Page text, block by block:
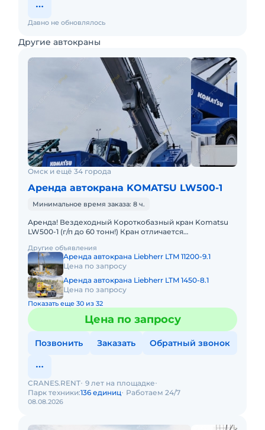
Давно не обновлялось
Другие автокраны
Омск и ещё 34 города
Аренда автокрана KOMATSU LW500-1
Минимальное время заказа: 8 ч.
Аренда! Вездеходный Короткобазный кран Komatsu
LW500-1 (г/п до 60 тонн!) Кран отличается
бездорожью, он незам
Другие объявления
Аренда автокрана Liebherr LTM 11200-9.1
Цена по запросу
Аренда автокрана Liebherr LTM 1450-8.1
Цена по запросу
Показать еще 30 из 32
Цена по запросу
Позвонить Заказать Обратный звонок
08.08.2026
CRANES.RENT 9 лет на площадке
Парк техники:136 единиц Работаем 24/7